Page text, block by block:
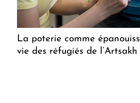
La poterie comme
vie des réfugiés de l’Artsakh